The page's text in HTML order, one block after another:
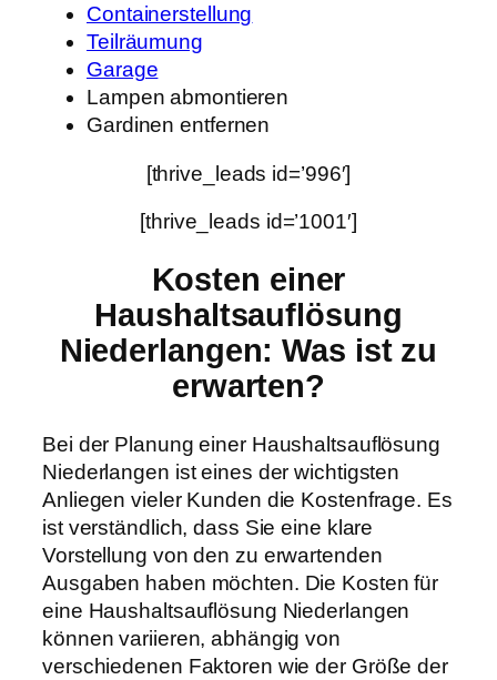
Containerstellung
Teilräumung
Garage
Lampen abmontieren
Gardinen entfernen
[thrive_leads id=’996′]
[thrive_leads id=’1001′]
Kosten einer
Haushaltsauflösung
Niederlangen: Was ist zu
erwarten?
Bei der Planung einer Haushaltsauflösung
Niederlangen ist eines der wichtigsten
Anliegen vieler Kunden die Kostenfrage. Es
ist verständlich, dass Sie eine klare
Vorstellung von den zu erwartenden
Ausgaben haben möchten. Die Kosten für
eine Haushaltsauflösung Niederlangen
können variieren, abhängig von
verschiedenen Faktoren wie der Größe der